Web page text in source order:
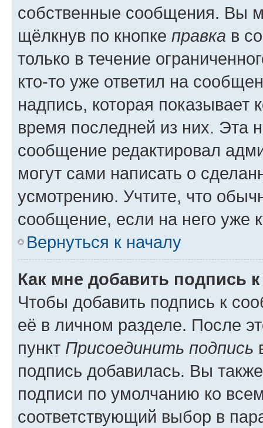
собственные сообщения. Вы
щёлкнув по кнопке правка в
только в течение
кто-то уже ответил на
надпись, которая показывает
время последней из них. Эта
сообщение редактировал
могут сами написать о
усмотрению. Учтите, что
сообщение, если на него уже
Вернуться к началу
Как мне добавить подпись
Чтобы добавить подпись к
её в личном разделе. После
пункт Присоединить подпись
подпись добавилась. Вы
подписи по умолчанию ко
соответствующий выбор в